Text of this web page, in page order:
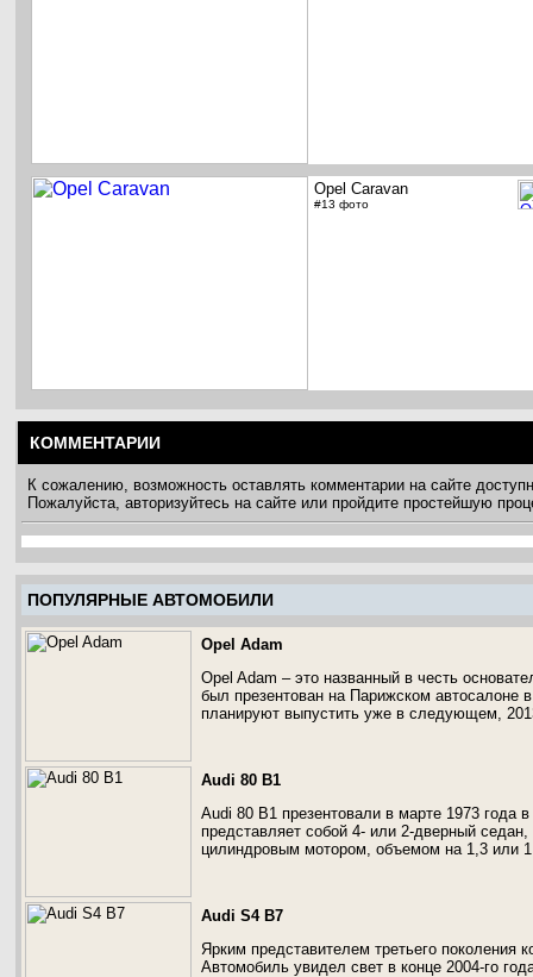
Opel Caravan
#13 фото
КОММЕНТАРИИ
К сожалению, возможность оставлять комментарии на сайте
Пожалуйста, авторизуйтесь на сайте или пройдите простейшую
ПОПУЛЯРНЫЕ АВТОМОБИЛИ
Opel Adam
Opel Adam – это названный в честь
был презентован на Парижском автосалоне
планируют выпустить уже в следующем,
Audi 80 B1
Audi 80 B1 презентовали в марте 1973 года
представляет собой 4- или 2-дверный
цилиндровым мотором, объемом на 1,3 или
Audi S4 B7
Ярким представителем третьего поколения
Автомобиль увидел свет в конце 2004-го